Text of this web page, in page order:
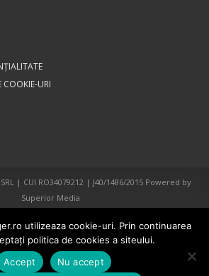
COOKIE-URI
| CUI RO34079212 | J40/1486/2015 Powered by
Superior Media
utilizeaza cookie-uri. Prin continuarea
politica de cookies a siteului.
Accept
Nu accept